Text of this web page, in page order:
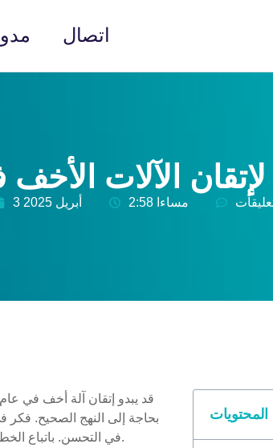
اتصال
بحاجة إلى النهج الصحيح. فكر
في التحسن. باتباع الخطوات الصحيحة، ستعزز كفاءتك وستتعامل مع أي مشكلات كالمحترفين.